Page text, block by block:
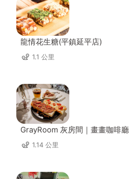
龍情花生糖(平鎮延平店)
1.1 公里
GrayRoom 灰房間｜畫畫咖啡廳
1.14 公里